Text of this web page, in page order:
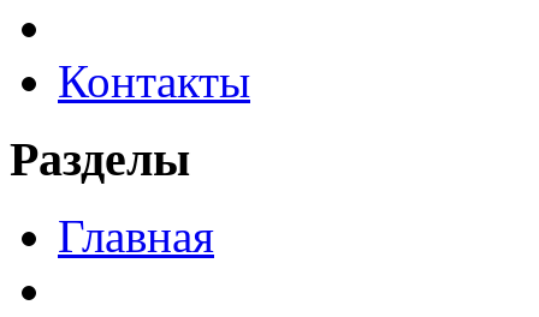
Контакты
Разделы
Главная